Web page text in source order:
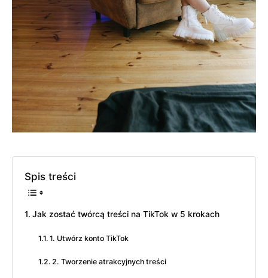
Spis treści
Jak zostać twórcą treści na TikTok w 5 krokach
1. Utwórz konto TikTok
2. Tworzenie atrakcyjnych treści